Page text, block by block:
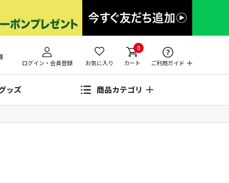
ログイン・会員登録 お気に入り
0
カート ご利用ガイド
ッズ 商品カテゴリ